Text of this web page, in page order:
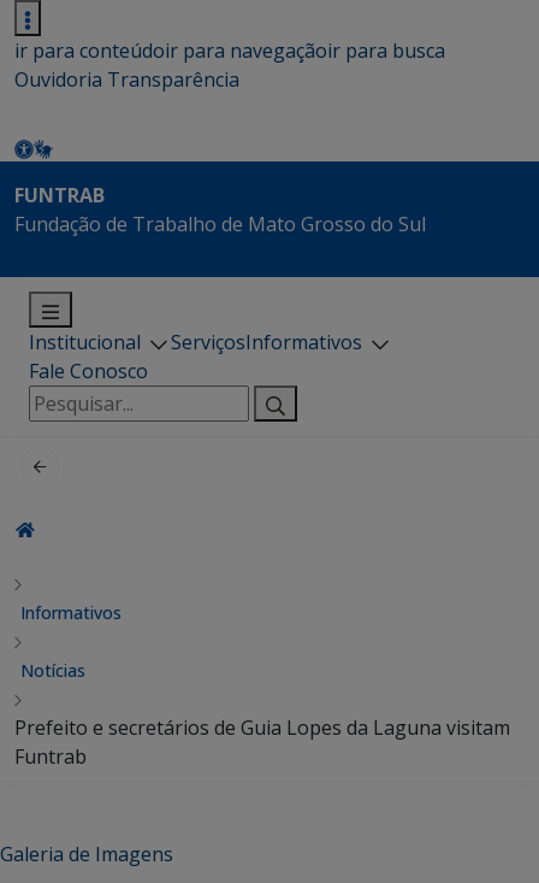
ir para conteúdoir para navegaçãoir para busca
Ouvidoria Transparência
FUNTRAB
Fundação de Trabalho de Mato Grosso do Sul
Institucional ServiçosInformativos
Fale Conosco
Pesquisar
por:
Informativos
Notícias
Prefeito e secretários de Guia Lopes da Laguna visitam
Funtrab
Galeria de Imagens